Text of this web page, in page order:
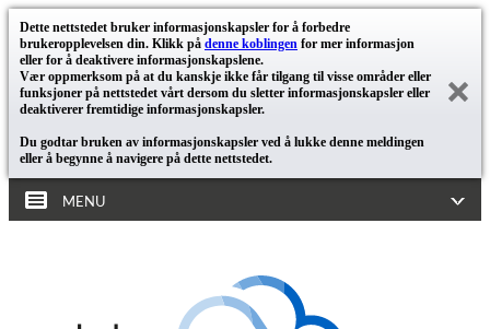
Dette nettstedet bruker informasjonskapsler for å forbedre
brukeropplevelsen din. Klikk på denne koblingen for mer informasjon
eller for å deaktivere informasjonskapslene.
Vær oppmerksom på at du kanskje ikke får tilgang til visse områder eller
funksjoner på nettstedet vårt dersom du sletter informasjonskapsler eller
deaktiverer fremtidige informasjonskapsler.
Du godtar bruken av informasjonskapsler ved å lukke denne meldingen
eller å begynne å navigere på dette nettstedet.
MENU